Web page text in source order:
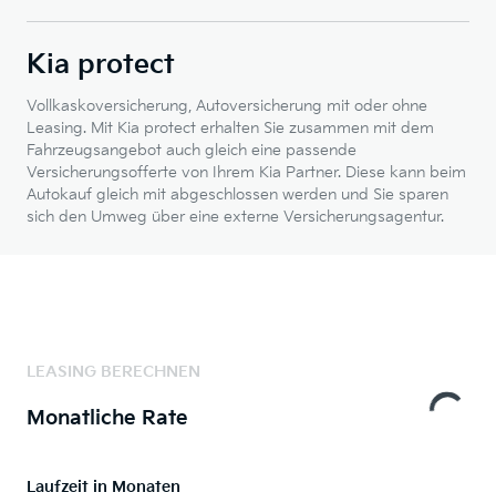
Kia protect
Vollkaskoversicherung, Autoversicherung mit oder ohne
Leasing. Mit Kia protect erhalten Sie zusammen mit dem
Fahrzeugsangebot auch gleich eine passende
Versicherungsofferte von Ihrem Kia Partner. Diese kann beim
Autokauf gleich mit abgeschlossen werden und Sie sparen
sich den Umweg über eine externe Versicherungsagentur.
LEASING BERECHNEN
Monatliche Rate
Laufzeit in Monaten